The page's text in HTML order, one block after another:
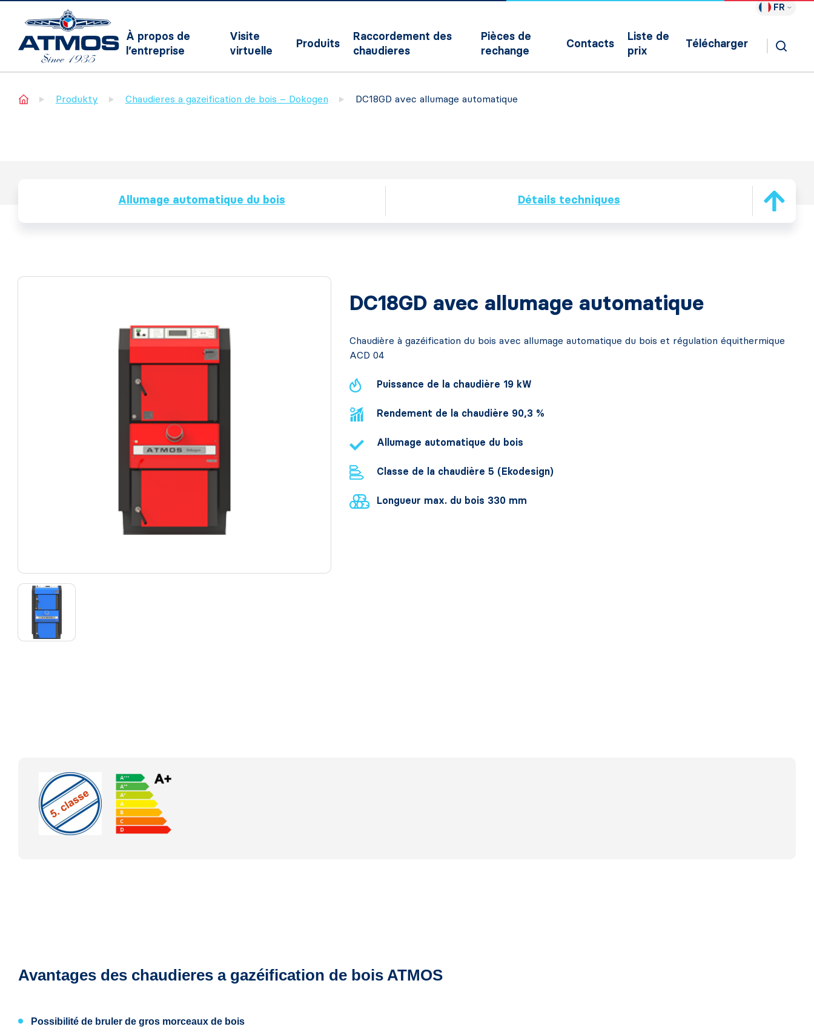
FR
À propos de
l’entreprise
Visite
virtuelle
Produits
Raccordement des
chaudieres
Pièces de
rechange
Contacts
Liste de
prix
Télécharger
Home Produkty Chaudieres a gazeification de bois – Dokogen DC18GD avec allumage automatique
Allumage automatique du bois Détails techniques
DC18GD avec allumage automatique
Chaudière à gazéification du bois avec allumage automatique du bois et régulation équithermique
ACD 04
Puissance de la chaudière 19 kW
Rendement de la chaudière 90,3 %
Allumage automatique du bois
Classe de la chaudière 5 (Ekodesign)
Longueur max. du bois 330 mm
Avantages des chaudieres a gazéification de bois ATMOS
Possibilité de bruler de gros morceaux de bois